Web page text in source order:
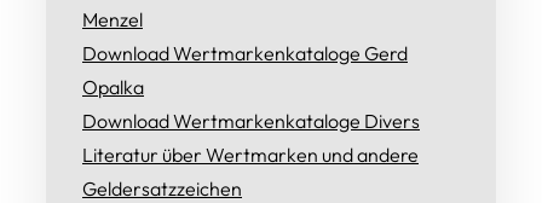
Menzel
Download Wertmarkenkataloge Gerd
Opalka
Download Wertmarkenkataloge Divers
Literatur über Wertmarken und andere
Geldersatzzeichen